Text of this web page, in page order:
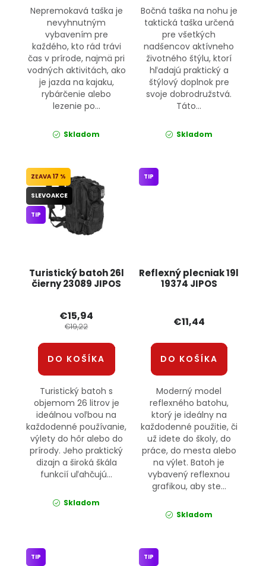
Nepremokavá taška je
nevyhnutným
vybavením pre
každého, kto rád trávi
čas v prírode, najmä pri
vodných aktivitách, ako
je jazda na kajaku,
rybárčenie alebo
lezenie po...
Skladom
Bočná taška na nohu je
taktická taška určená
pre všetkých
nadšencov aktívneho
životného štýlu, ktorí
hľadajú praktický a
štýlový doplnok pre
svoje dobrodružstvá.
Táto...
Skladom
Turistický batoh 26l
čierny 23089 JIPOS
17 %
SLEVOAKCE
TIP
€15,94
€19,22
DO KOŠÍKA
Turistický batoh s
objemom 26 litrov je
ideálnou voľbou na
každodenné používanie,
výlety do hôr alebo do
prírody. Jeho praktický
dizajn a široká škála
funkcií uľahčujú...
Skladom
Reflexný plecniak 19l
19374 JIPOS
TIP
€11,44
DO KOŠÍKA
Moderný model
reflexného batohu,
ktorý je ideálny na
každodenné použitie, či
už idete do školy, do
práce, do mesta alebo
na výlet. Batoh je
vybavený reflexnou
grafikou, aby ste...
Skladom
TIP TIP